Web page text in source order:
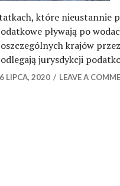
które nieustannie
pływają po
krajów
jurysdykcji
LIPCA, 2020 LEAVE A